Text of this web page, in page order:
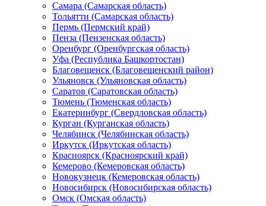
Самара (Самарская область)
Тольятти (Самарская область)
Пермь (Пермский край)
Пенза (Пензенская область)
Оренбург (Оренбургская область)
Уфа (Республика Башкортостан)
Благовещенск (Благовещенский район)
Ульяновск (Ульяновская область)
Саратов (Саратовская область)
Тюмень (Тюменская область)
Екатеринбург (Свердловская область)
Курган (Курганская область)
Челябинск (Челябинская область)
Иркутск (Иркутская область)
Красноярск (Красноярский край)
Кемерово (Кемеровская область)
Новокузнецк (Кемеровская область)
Новосибирск (Новосибирская область)
Омск (Омская область)